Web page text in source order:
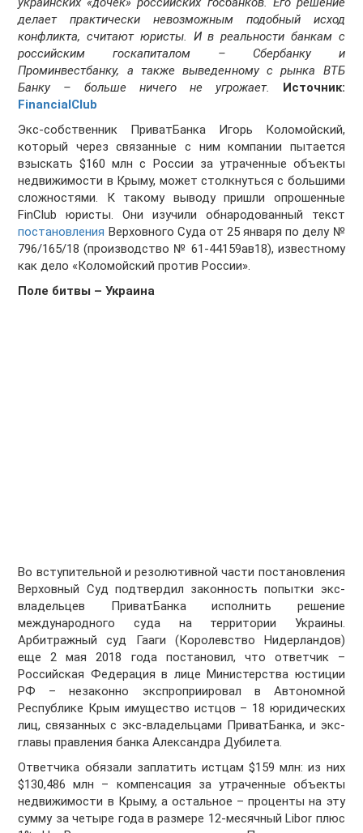
делает практически невозможным подобный исход
конфликта, считают юристы. И в реальности банкам с
российским госкапиталом – Сбербанку и
Проминвестбанку, а также выведенному с рынка ВТБ
Банку – больше ничего не угрожает. Источник:
FinancialClub
Экс-собственник ПриватБанка Игорь Коломойский,
который через связанные с ним компании пытается
взыскать $160 млн с России за утраченные объекты
недвижимости в Крыму, может столкнуться с большими
сложностями. К такому выводу пришли опрошенные
FinClub юристы. Они изучили обнародованный текст
постановления Верховного Суда от 25 января по делу №
796/165/18 (производство № 61-44159ав18), известному
как дело «Коломойский против России».
Поле битвы – Украина
Во вступительной и резолютивной части постановления
Верховный Суд подтвердил законность попытки экс-
владельцев ПриватБанка исполнить решение
международного суда на территории Украины.
Арбитражный суд Гааги (Королевство Нидерландов)
еще 2 мая 2018 года постановил, что ответчик –
Российская Федерация в лице Министерства юстиции
РФ – незаконно экспроприировал в Автономной
Республике Крым имущество истцов – 18 юридических
лиц, связанных с экс-владельцами ПриватБанка, и экс-
главы правления банка Александра Дубилета.
Ответчика обязали заплатить истцам $159 млн: из них
$130,486 млн – компенсация за утраченные объекты
недвижимости в Крыму, а остальное – проценты на эту
сумму за четыре года в размере 12-месячный Libor плюс